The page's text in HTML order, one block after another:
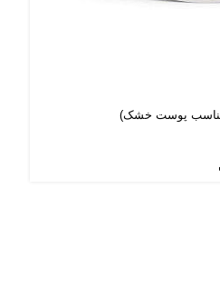
(مناسب پوست خشک)